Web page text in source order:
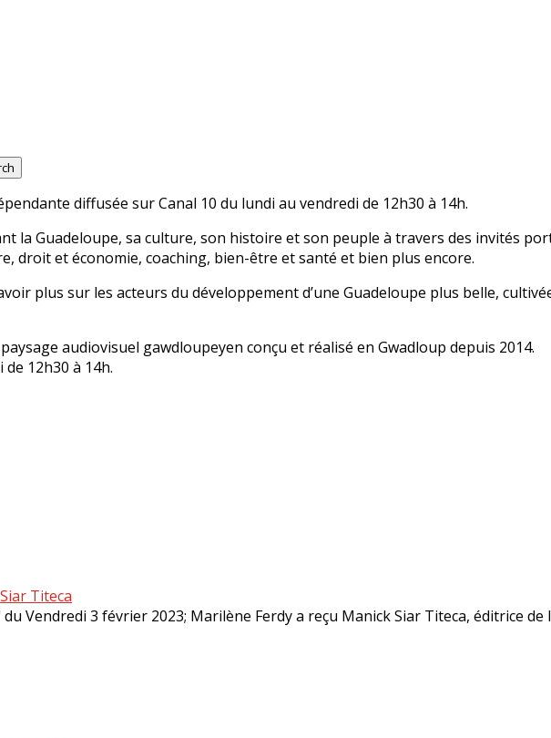
diffusée sur Canal 10 du lundi au vendredi de 12h30 à 14h.
la Guadeloupe, sa culture, son histoire et son peuple à travers des invités
droit et économie, coaching, bien-être et santé et bien plus encore.
plus sur les acteurs du développement d’une Guadeloupe plus belle,
audiovisuel gawdloupeyen conçu et réalisé en Gwadloup depuis 2014.
12h30 à 14h.
Titeca